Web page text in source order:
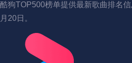
酷狗TOP500榜单提供最新歌曲排名
月20日。